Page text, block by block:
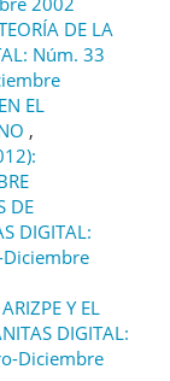
DE LA
Núm. 33
EL
,
DE
DIGITAL:
Y EL
DIGITAL:
Diciembre